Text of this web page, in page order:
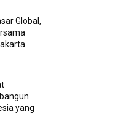
Global,
yang